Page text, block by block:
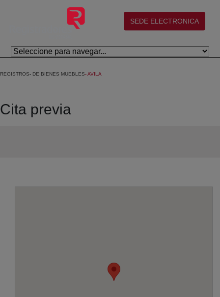
Saltar al contenido principal
(abre en nueva ventana)
SEDE ELECTRONICA
REGISTROS DE BIENES MUEBLES AVILA
Cita previa